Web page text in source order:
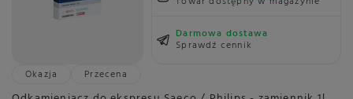
Darmowa dostawa
Sprawdź cennik
Okazja
Przecena